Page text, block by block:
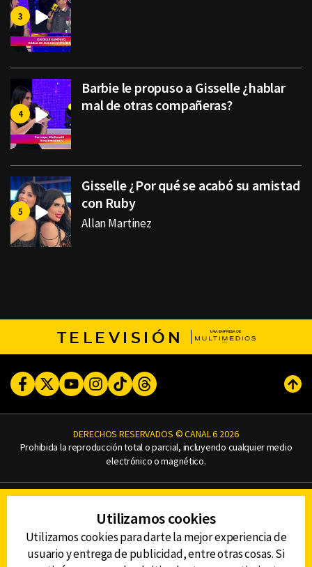
Barbie le propuso a Gisselle ¿hablar
mal de otras compañeras?
Gisselle ¿Por qué se acabó su amistad
con Ruby
Allan Martinez
TELEVISIÓN
FacebookTwitterYoutubeInstagram
TikTokThreads
DERECHOS RESERVADOS © CANAL 6 2026
Prohibida la reproducción total o parcial, incluyendo cualquier medio
electrónico o magnético.
AVISO DE PRIVACIDAD
AVISO LEGAL
DEFENSORÍA DE LAS AUDIENCIAS
Utilizamos cookies
Utilizamos cookies para darte la mejor experiencia de
usuario y entrega de publicidad, entre otras cosas. Si